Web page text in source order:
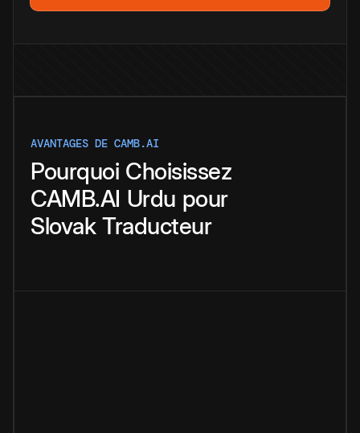
AVANTAGES DE CAMB.AI
Pourquoi Choisissez
CAMB.AI Urdu pour
Slovak Traducteur